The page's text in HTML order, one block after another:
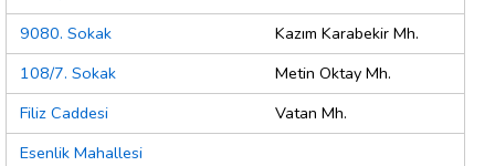
9080. Sokak
Kazım Karabekir Mh.
108/7. Sokak
Metin Oktay Mh.
Filiz Caddesi
Vatan Mh.
Esenlik Mahallesi